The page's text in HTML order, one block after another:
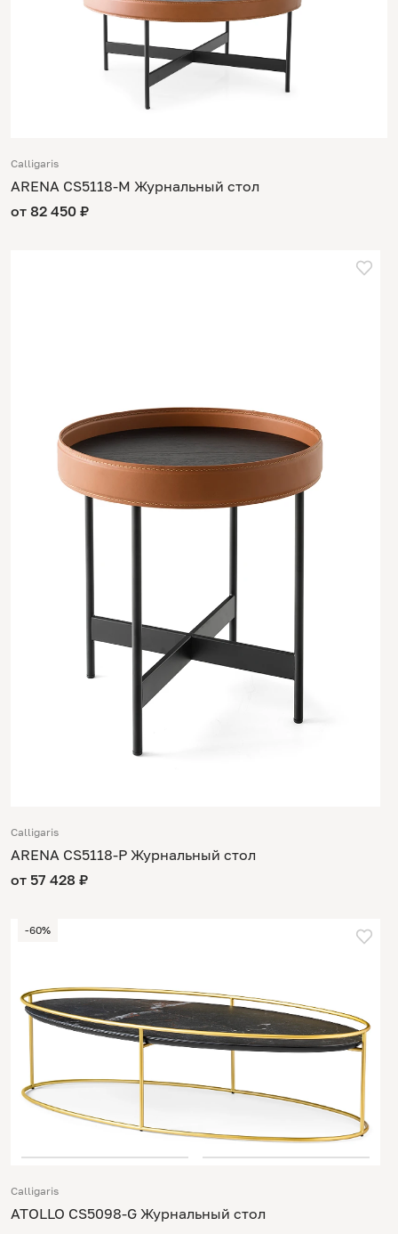
Calligaris
ARENA CS5118-M Журнальный стол
от 82 450 ₽
Calligaris
ARENA CS5118-P Журнальный стол
от 57 428 ₽
-60%
Calligaris
ATOLLO CS5098-G Журнальный стол